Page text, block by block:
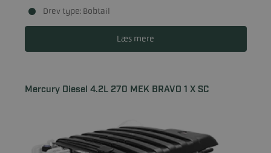
Drev type: Bobtail
Læs mere
Mercury Diesel 4.2L 270 MEK BRAVO 1 X SC